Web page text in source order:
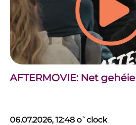
AFTERMOVIE: Net
06.07.2026, 12:48 o`clock